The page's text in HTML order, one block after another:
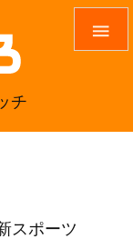
チ

スポーツ